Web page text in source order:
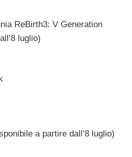
ReBirth3: V Generation
luglio)
a partire dall’8 luglio)